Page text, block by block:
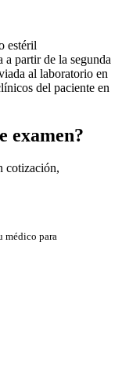
estéril
a partir de la segunda
al laboratorio en
del paciente en
examen?
cotización,
médico para